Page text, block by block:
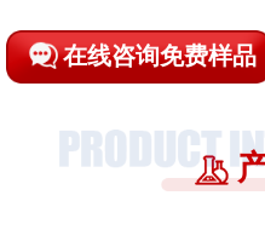
在线咨询免费样品